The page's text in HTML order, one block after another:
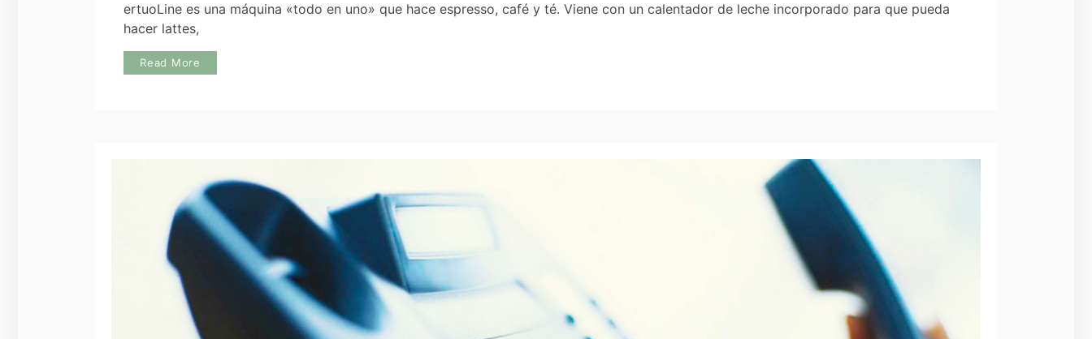
ertuoLine es una máquina «todo en uno» que hace espresso, café y té. Viene con un calentador de leche incorporado para que pueda
hacer lattes,
Read More